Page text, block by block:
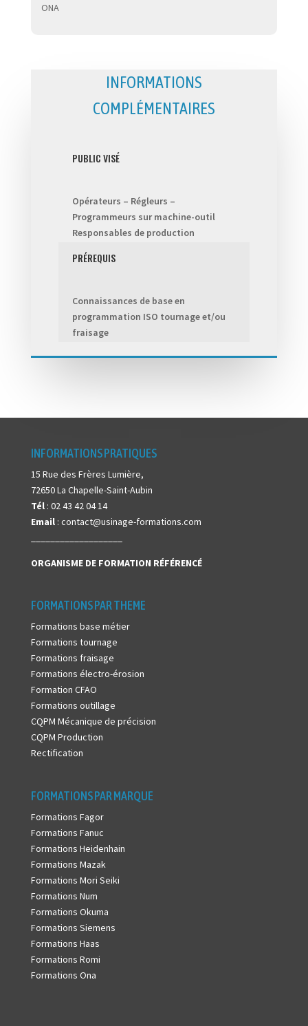
ONA
INFORMATIONS
COMPLÉMENTAIRES
PUBLIC VISÉ
Opérateurs – Régleurs –
Programmeurs sur machine-outil
Responsables de production
PRÉREQUIS
Connaissances de base en
programmation ISO tournage et/ou
fraisage
INFORMATIONS PRATIQUES
15 Rue des Frères Lumière,
72650 La Chapelle-Saint-Aubin
Tél: 02 43 42 04 14
Email: contact@usinage-formations.com
ORGANISME DE FORMATION RÉFÉRENCÉ
FORMATIONS PAR THEME
Formations base métier
Formations tournage
Formations fraisage
Formations électro-érosion
Formation CFAO
Formations outillage
CQPM Mécanique de précision
CQPM Production
Rectification
FORMATIONS PAR MARQUE
Formations Fagor
Formations Fanuc
Formations Heidenhain
Formations Mazak
Formations Mori Seiki
Formations Num
Formations Okuma
Formations Siemens
Formations Haas
Formations Romi
Formations Ona